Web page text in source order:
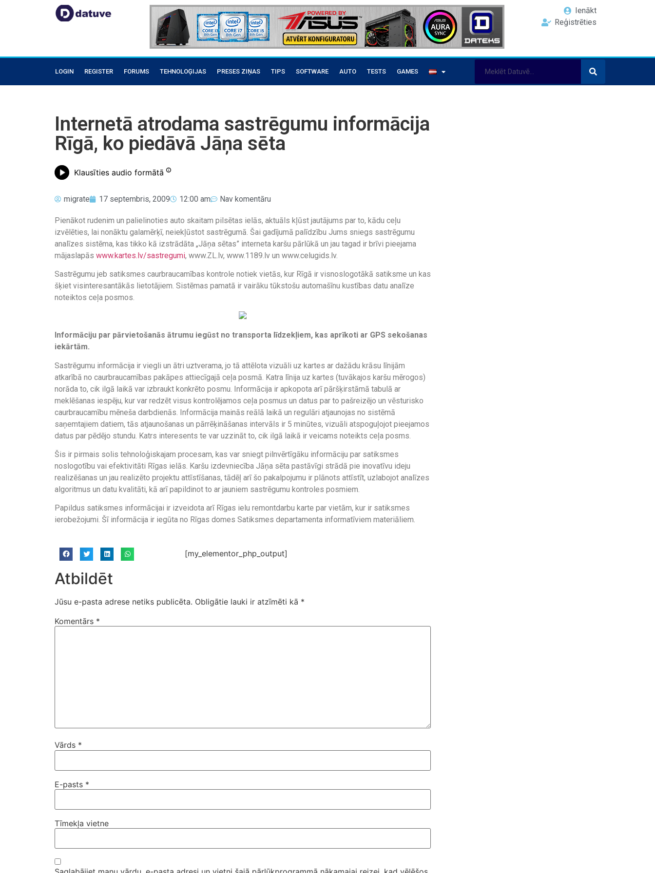
Ienākt
Reģistrēties
LOGIN REGISTER FORUMS TEHNOLOĢIJAS PRESES ZIŅAS TIPS SOFTWARE AUTO TESTS GAMES
Internetā atrodama sastrēgumu informācija
Rīgā, ko piedāvā Jāņa sēta
Klausīties audio formātā
migrate 17 septembris, 2009 12:00 am Nav komentāru
Pienākot rudenim un palielinoties auto skaitam pilsētas ielās, aktuāls kļūst jautājums par to, kādu ceļu
izvēlēties, lai nonāktu galamērķī, neiekļūstot sastrēgumā. Šai gadījumā palīdzību Jums sniegs sastrēgumu
analīzes sistēma, kas tikko kā izstrādāta „Jāņa sētas” interneta karšu pārlūkā un jau tagad ir brīvi pieejama
mājaslapās www.kartes.lv/sastregumi, www.ZL.lv, www.1189.lv un www.celugids.lv.
Sastrēgumu jeb satiksmes caurbraucamības kontrole notiek vietās, kur Rīgā ir visnoslogotākā satiksme un kas
šķiet visinteresantākās lietotājiem. Sistēmas pamatā ir vairāku tūkstošu automašīnu kustības datu analīze
noteiktos ceļa posmos.
Informāciju par pārvietošanās ātrumu iegūst no transporta līdzekļiem, kas aprīkoti ar GPS sekošanas
iekārtām.
Sastrēgumu informācija ir viegli un ātri uztverama, jo tā attēlota vizuāli uz kartes ar dažādu krāsu līnijām
atkarībā no caurbraucamības pakāpes attiecīgajā ceļa posmā. Katra līnija uz kartes (tuvākajos karšu mērogos)
norāda to, cik ilgā laikā var izbraukt konkrēto posmu. Informācija ir apkopota arī pāršķirstāmā tabulā ar
meklēšanas iespēju, kur var redzēt visus kontrolējamos ceļa posmus un datus par to pašreizējo un vēsturisko
caurbraucamību mēneša darbdienās. Informācija mainās reālā laikā un regulāri atjaunojas no sistēmā
saņemtajiem datiem, tās atjaunošanas un pārrēķināšanas intervāls ir 5 minūtes, vizuāli atspoguļojot pieejamos
datus par pēdējo stundu. Katrs interesents te var uzzināt to, cik ilgā laikā ir veicams noteikts ceļa posms.
Šis ir pirmais solis tehnoloģiskajam procesam, kas var sniegt pilnvērtīgāku informāciju par satiksmes
noslogotību vai efektivitāti Rīgas ielās. Karšu izdevniecība Jāņa sēta pastāvīgi strādā pie inovatīvu ideju
realizēšanas un jau realizēto projektu attīstīšanas, tādēļ arī šo pakalpojumu ir plānots attīstīt, uzlabojot analīzes
algoritmus un datu kvalitāti, kā arī papildinot to ar jauniem sastrēgumu kontroles posmiem.
Papildus satiksmes informācijai ir izveidota arī Rīgas ielu remontdarbu karte par vietām, kur ir satiksmes
ierobežojumi. Šī informācija ir iegūta no Rīgas domes Satiksmes departamenta informatīviem materiāliem.
[my_elementor_php_output]
Atbildēt
Jūsu e-pasta adrese netiks publicēta. Obligātie lauki ir atzīmēti kā *
Komentārs *
Vārds *
E-pasts *
Tīmekļa vietne